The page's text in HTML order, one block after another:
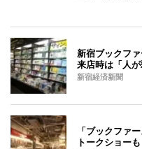
新宿ブックフ
来店時は「人が
新宿経済新聞
「ブックファ
トークショー